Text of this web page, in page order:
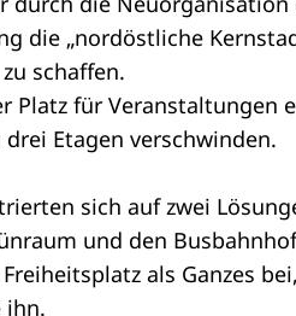
die „nordöstliche
schaffen.
Platz für Veranstaltungen
Etagen verschwinden.
sich auf zwei
und den
als Ganzes
ihn.